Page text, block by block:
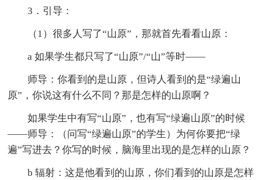
3．引导：
（1）很多人写了“山原”，那就首先看看山原：
a 如果学生都只写了“山原”/“山”等时——
师导：你看到的是山原，但诗人看到的是“绿遍山
原”，你说这有什么不同？那是怎样的山原啊？
如果学生中有写“山原”，也有写“绿遍山原”的时候
——师导：（问写“绿遍山原”的学生）为何你要把“绿
遍”写进去？你写的时候，脑海里出现的是怎样的山原？
b 辐射：这是他看到的山原，你们看到的山原是怎样